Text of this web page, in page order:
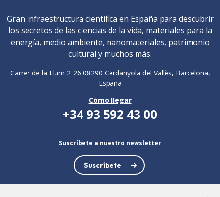
Gran infraestructura científica en España para descubrir
los secretos de las ciencias de la vida, materiales para la
energía, medio ambiente, nanomateriales, patrimonio
cultural y muchos más.
Carrer de la Llum 2-26 08290 Cerdanyola del Vallès, Barcelona,
España
Cómo llegar
+34 93 592 43 00
Suscríbete a nuestro newsletter
Suscríbete